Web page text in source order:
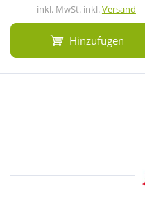
inkl. MwSt. inkl.Versand
Hinzufügen